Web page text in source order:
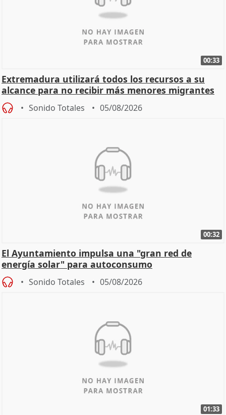
00:33
Extremadura utilizará todos los recursos a su
alcance para no recibir más menores migrantes
Sonido Totales 05/08/2026
00:32
El Ayuntamiento impulsa una "gran red de
energía solar" para autoconsumo
Sonido Totales 05/08/2026
01:33